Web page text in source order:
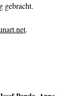
gebracht.
.